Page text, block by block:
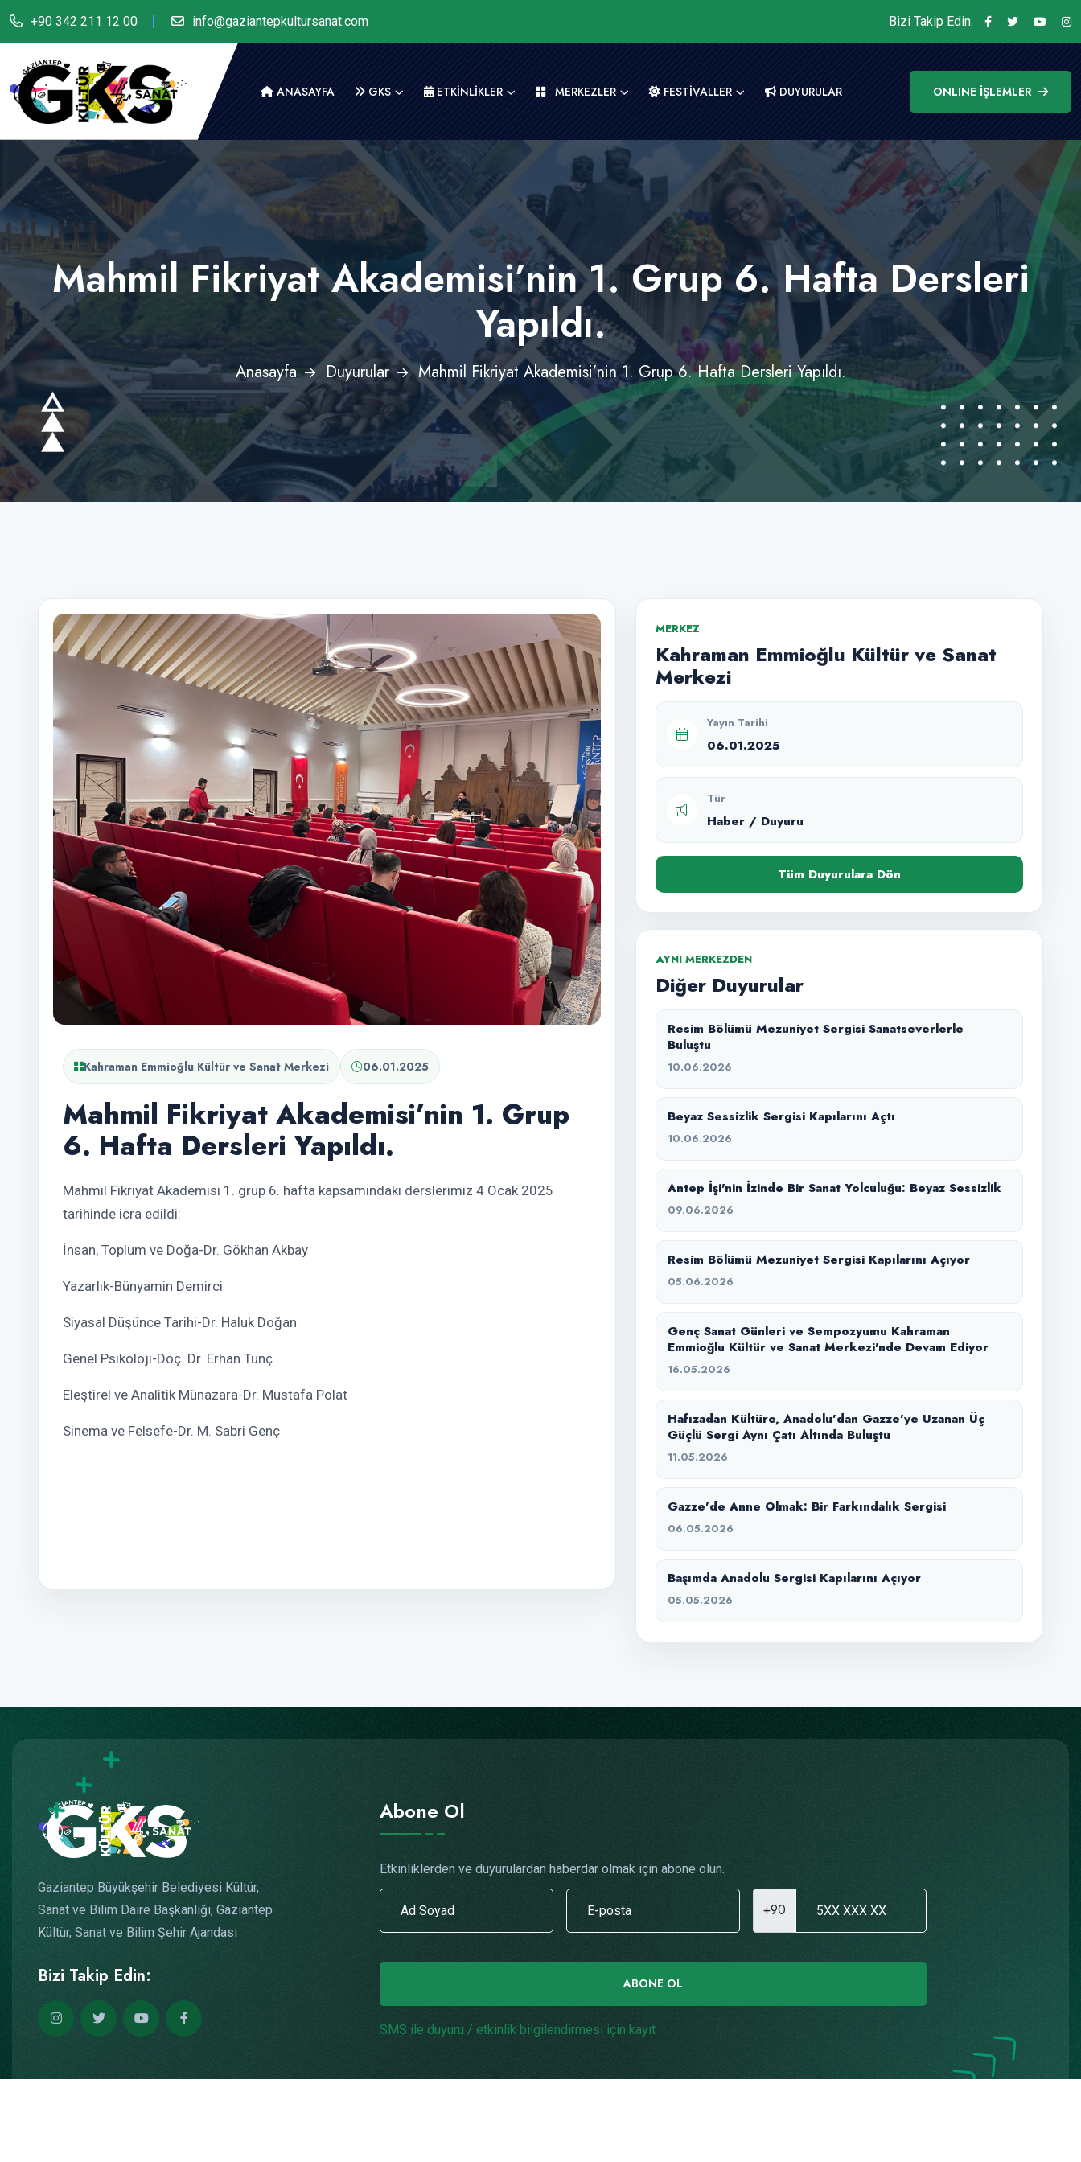
+90 342 211 12 00 info@gaziantepkultursanat.com Bizi Takip Edin:
ANASAYFA GKS ETKİNLİKLER MERKEZLER FESTİVALLER DUYURULAR ONLINE İŞLEMLER
Mahmil Fikriyat Akademisi’nin 1. Grup 6. Hafta Dersleri
Yapıldı.
Anasayfa Duyurular Mahmil Fikriyat Akademisi’nin 1. Grup 6. Hafta Dersleri Yapıldı.
Kahraman Emmioğlu Kültür ve Sanat Merkezi 06.01.2025
Mahmil Fikriyat Akademisi’nin 1. Grup
6. Hafta Dersleri Yapıldı.
Mahmil Fikriyat Akademisi 1. grup 6. hafta kapsamındaki derslerimiz 4 Ocak 2025
tarihinde icra edildi:
İnsan, Toplum ve Doğa-Dr. Gökhan Akbay
Yazarlık-Bünyamin Demirci
Siyasal Düşünce Tarihi-Dr. Haluk Doğan
Genel Psikoloji-Doç. Dr. Erhan Tunç
Eleştirel ve Analitik Münazara-Dr. Mustafa Polat
Sinema ve Felsefe-Dr. M. Sabri Genç
MERKEZ
Kahraman Emmioğlu Kültür ve Sanat
Merkezi
Yayın Tarihi
06.01.2025
Tür
Haber / Duyuru
Tüm Duyurulara Dön
AYNI MERKEZDEN
Diğer Duyurular
Resim Bölümü Mezuniyet Sergisi Sanatseverlerle
Buluştu
10.06.2026
Beyaz Sessizlik Sergisi Kapılarını Açtı
10.06.2026
Antep İşi'nin İzinde Bir Sanat Yolculuğu: Beyaz Sessizlik
09.06.2026
Resim Bölümü Mezuniyet Sergisi Kapılarını Açıyor
05.06.2026
Genç Sanat Günleri ve Sempozyumu Kahraman
Emmioğlu Kültür ve Sanat Merkezi'nde Devam Ediyor
16.05.2026
Hafızadan Kültüre, Anadolu’dan Gazze’ye Uzanan Üç
Güçlü Sergi Aynı Çatı Altında Buluştu
11.05.2026
Gazze’de Anne Olmak: Bir Farkındalık Sergisi
06.05.2026
Başımda Anadolu Sergisi Kapılarını Açıyor
05.05.2026
Gaziantep Büyükşehir Belediyesi Kültür,
Sanat ve Bilim Daire Başkanlığı, Gaziantep
Kültür, Sanat ve Bilim Şehir Ajandası
Bizi Takip Edin:
Abone Ol
Etkinliklerden ve duyurulardan haberdar olmak için abone olun.
+90
ABONE OL
SMS ile duyuru / etkinlik bilgilendirmesi için kayıt